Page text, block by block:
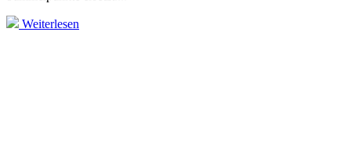
Weiterlesen